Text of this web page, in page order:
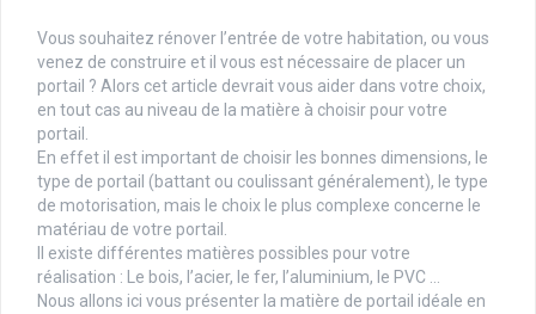
Vous souhaitez rénover l’entrée de votre habitation, ou vous
venez de construire et il vous est nécessaire de placer un
portail ? Alors cet article devrait vous aider dans votre choix,
en tout cas au niveau de la matière à choisir pour votre
portail.
En effet il est important de choisir les bonnes dimensions, le
type de portail (battant ou coulissant généralement), le type
de motorisation, mais le choix le plus complexe concerne le
matériau de votre portail.
Il existe différentes matières possibles pour votre
réalisation : Le bois, l’acier, le fer, l’aluminium, le PVC …
Nous allons ici vous présenter la matière de portail idéale en